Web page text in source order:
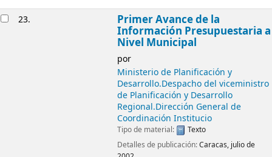
23. Primer Avance de la
Información Presupuestaria a
Nivel Municipal
por
Ministerio de Planificación y
Desarrollo.Despacho del viceministro
de Planificación y Desarrollo
Regional.Dirección General de
Coordinación Institucio
Tipo de material:
Texto
Detalles de publicación:Caracas, julio de